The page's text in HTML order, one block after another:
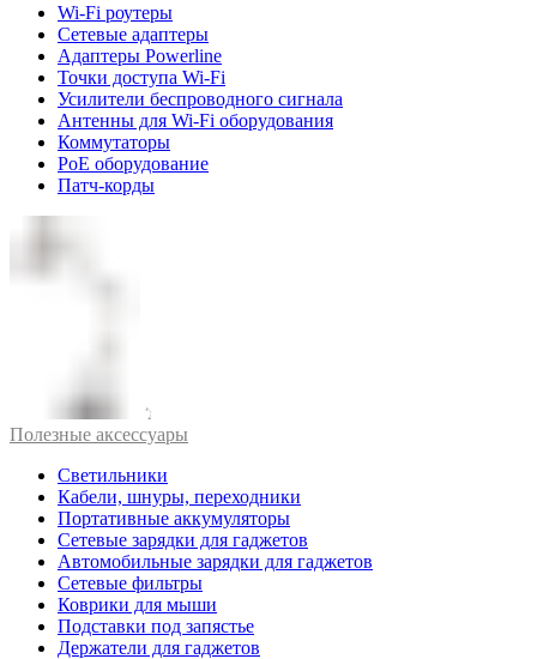
Wi-Fi роутеры
Сетевые адаптеры
Адаптеры Powerline
Точки доступа Wi-Fi
Усилители беспроводного сигнала
Антенны для Wi-Fi оборудования
Коммутаторы
PoE оборудование
Патч-корды
Полезные аксессуары
Светильники
Кабели, шнуры, переходники
Портативные аккумуляторы
Сетевые зарядки для гаджетов
Автомобильные зарядки для гаджетов
Сетевые фильтры
Коврики для мыши
Подставки под запястье
Держатели для гаджетов